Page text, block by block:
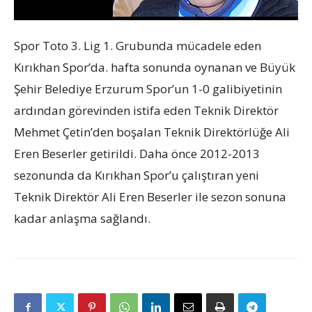
Spor Toto 3. Lig 1. Grubunda mücadele eden
Kırıkhan Spor’da. hafta sonunda oynanan ve Büyük
Şehir Belediye Erzurum Spor’un 1-0 galibiyetinin
ardından görevinden istifa eden Teknik Direktör
Mehmet Çetin’den boşalan Teknik Direktörlüğe Ali
Eren Beserler getirildi. Daha önce 2012-2013
sezonunda da Kırıkhan Spor’u çalıştıran yeni
Teknik Direktör Ali Eren Beserler ile sezon sonuna
kadar anlaşma sağlandı.